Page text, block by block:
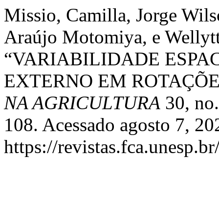
Missio, Camilla, Jorge
Araújo Motomiya, e
“VARIABILIDADE
EXTERNO EM
NA AGRICULTURA 30,
108. Acessado agosto 7,
https://